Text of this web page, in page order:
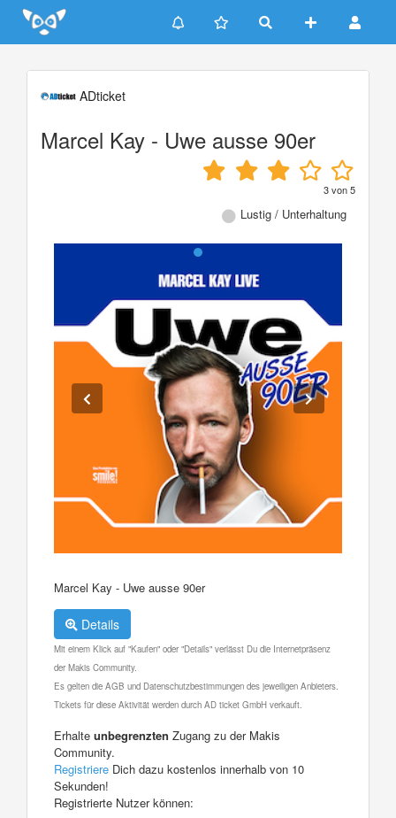
Update cookies preferences
ADticket
Marcel Kay - Uwe ausse 90er
3von5
Lustig / Unterhaltung
Marcel Kay - Uwe ausse 90er
Details
Mit einem Klick auf "Kaufen" oder "Details" verlässt Du die Internetpräsenz
der Makis Community.
Es gelten die AGB und Datenschutzbestimmungen des jeweiligen Anbieters.
Tickets für diese Aktivität werden durch AD ticket GmbH verkauft.
Erhalte unbegrenzten Zugang zu der Makis
Community.
Registriere Dich dazu kostenlos innerhalb von 10
Sekunden!
Registrierte Nutzer können: